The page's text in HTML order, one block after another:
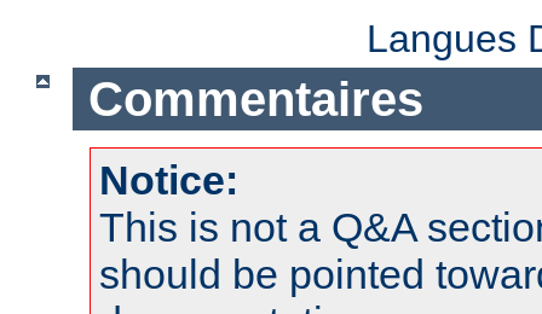
Langues
Commentaires
Notice:
This is not a Q&A
should be pointed